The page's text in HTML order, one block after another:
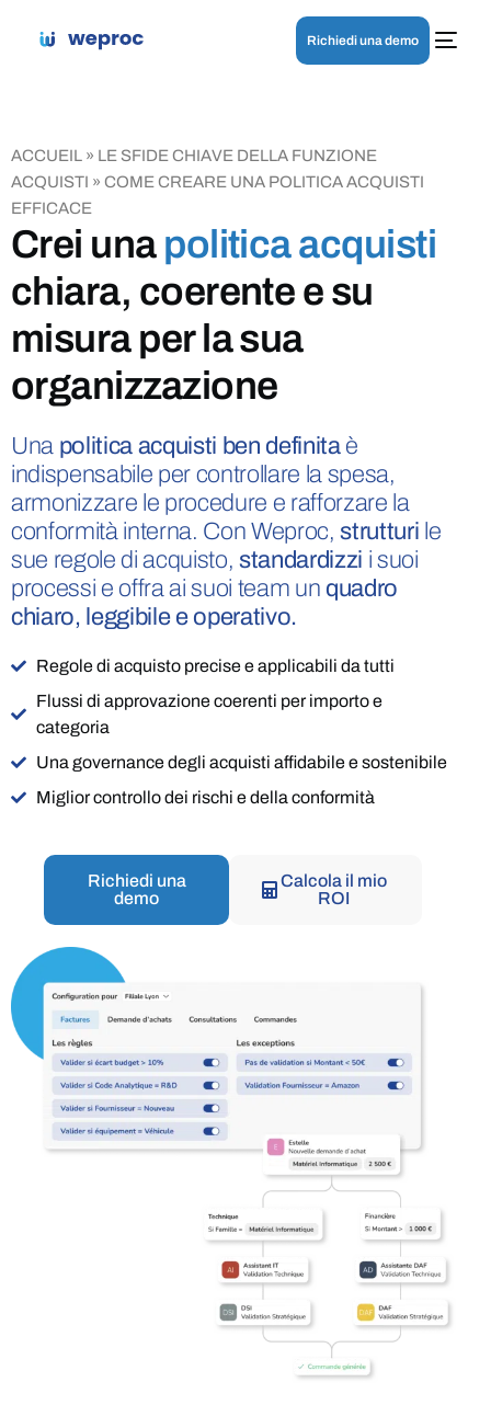
Richiedi una demo
ACCUEIL » LE SFIDE CHIAVE DELLA FUNZIONE
ACQUISTI » COME CREARE UNA POLITICA ACQUISTI
EFFICACE
Crei una politica acquisti
chiara, coerente e su
misura per la sua
organizzazione
Una politica acquisti ben definitaè
indispensabile per controllare la spesa,
armonizzare le procedure e rafforzare la
conformità interna. Con Weproc,strutturi le
sue regole di acquisto,standardizzi i suoi
processi e offra ai suoi team un quadro
chiaro, leggibile e operativo.
Regole di acquisto precise e applicabili da tutti
Flussi di approvazione coerenti per importo e
categoria
Una governance degli acquisti affidabile e sostenibile
Miglior controllo dei rischi e della conformità
Richiedi una
demo
Calcola il mio
ROI